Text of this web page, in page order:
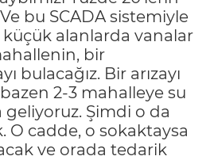
bu SCADA sistemiyle
alanlarda vanalar
bir
bulacağız. Bir arızayı
2-3 mahalleye su
Şimdi o da
O cadde, o sokaktaysa
ve orada tedarik